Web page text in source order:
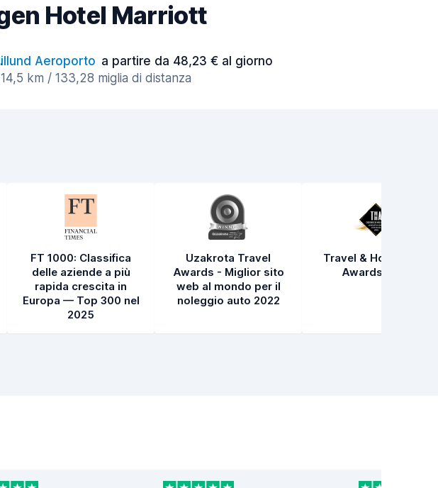
Hotel Marriott
Aeroporto a partire da 48,23 € al giorno
km / 133,28 miglia di distanza
FT 1000: Classifica
delle aziende a più
rapida crescita in
Europa — Top 300 nel
2025
Uzakrota Travel
Awards - Miglior sito
web al mondo per il
noleggio auto 2022
Travel & Hospitality
Awards 2021